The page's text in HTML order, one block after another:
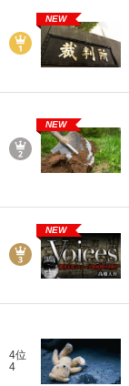
NEW
NEW
NEW
4位
4